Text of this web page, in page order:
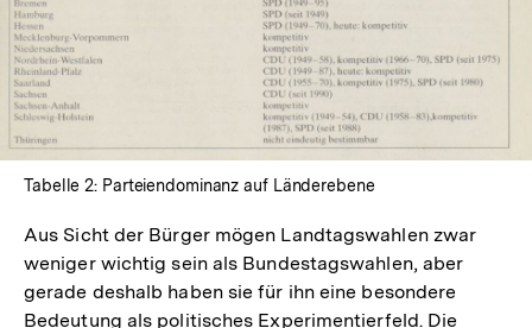
In
Lightbox
öffnen
Tabelle 2: Parteiendominanz auf Länderebene
Aus Sicht der Bürger mögen Landtagswahlen zwar
weniger wichtig sein als Bundestagswahlen, aber
gerade deshalb haben sie für ihn eine besondere
Bedeutung als politisches Experimentierfeld. Die